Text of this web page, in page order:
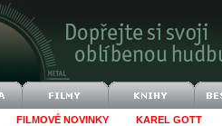
FILMOVÉ NOVINKY KAREL GOTT